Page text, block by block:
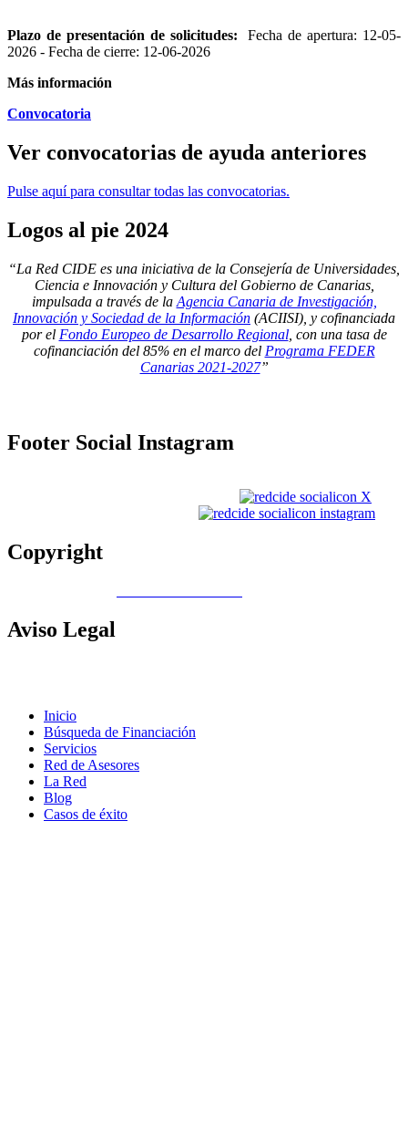
Plazo de presentación de solicitudes:Fecha de apertura: 12-05-
2026 - Fecha de cierre: 12-06-2026
Más información
Convocatoria
Ver convocatorias de ayuda anteriores
Pulse aquí para consultar todas las convocatorias.
Logos al pie 2024
“La Red CIDE es una iniciativa de la Consejería de Universidades,
Ciencia e Innovación y Cultura del Gobierno de Canarias,
impulsada a través de la Agencia Canaria de Investigación,
Innovación y Sociedad de la Información (ACIISI), y cofinanciada
por el Fondo Europeo de Desarrollo Regional, con una tasa de
cofinanciación del 85% en el marco del Programa FEDER
Canarias 2021-2027”
Footer Social Instagram
Copyright
Aviso Legal
Inicio
Búsqueda de Financiación
Servicios
Red de Asesores
La Red
Blog
Casos de éxito